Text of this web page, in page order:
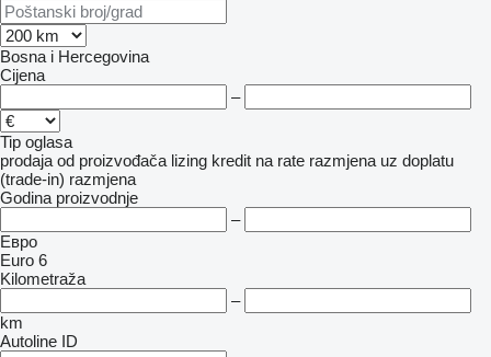
Bosna i Hercegovina
Cijena
–
Tip oglasa
prodaja od proizvođača lizing kredit na rate razmjena uz doplatu
(trade-in) razmjena
Godina proizvodnje
–
Евро
Euro 6
Kilometraža
–
km
Autoline ID